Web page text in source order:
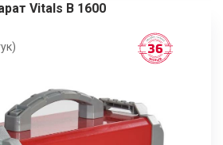
Vitals B 1600